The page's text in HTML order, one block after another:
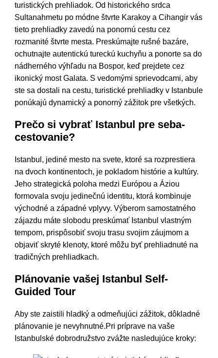
turistických prehliadok. Od historického srdca
Sultanahmetu po módne štvrte Karakoy a Cihangir vás
tieto prehliadky zavedú na ponornú cestu cez
rozmanité štvrte mesta. Preskúmajte rušné bazáre,
ochutnajte autentickú tureckú kuchyňu a ponorte sa do
nádherného výhľadu na Bospor, keď prejdete cez
ikonický most Galata. S vedomými sprievodcami, aby
ste sa dostali na cestu, turistické prehliadky v Istanbule
ponúkajú dynamický a ponorný zážitok pre všetkých.
Prečo si vybrať Istanbul pre seba-
cestovanie?
Istanbul, jediné mesto na svete, ktoré sa rozprestiera
na dvoch kontinentoch, je pokladom histórie a kultúry.
Jeho strategická poloha medzi Európou a Áziou
formovala svoju jedinečnú identitu, ktorá kombinuje
východné a západné vplyvy. Výberom samostatného
zájazdu máte slobodu preskúmať Istanbul vlastným
tempom, prispôsobiť svoju trasu svojim záujmom a
objaviť skryté klenoty, ktoré môžu byť prehliadnuté na
tradičných prehliadkach.
Plánovanie vašej Istanbul Self-
Guided Tour
Aby ste zaistili hladký a odmeňujúci zážitok, dôkladné
plánovanie je nevyhnutné.Pri príprave na vaše
Istanbulské dobrodružstvo zvážte nasledujúce kroky: